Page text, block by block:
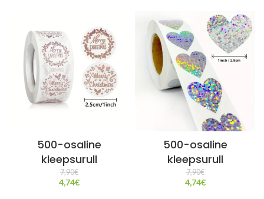
500-osaline
kleepsurull
7,90€
4,74€
500-osaline
kleepsurull
7,90€
4,74€